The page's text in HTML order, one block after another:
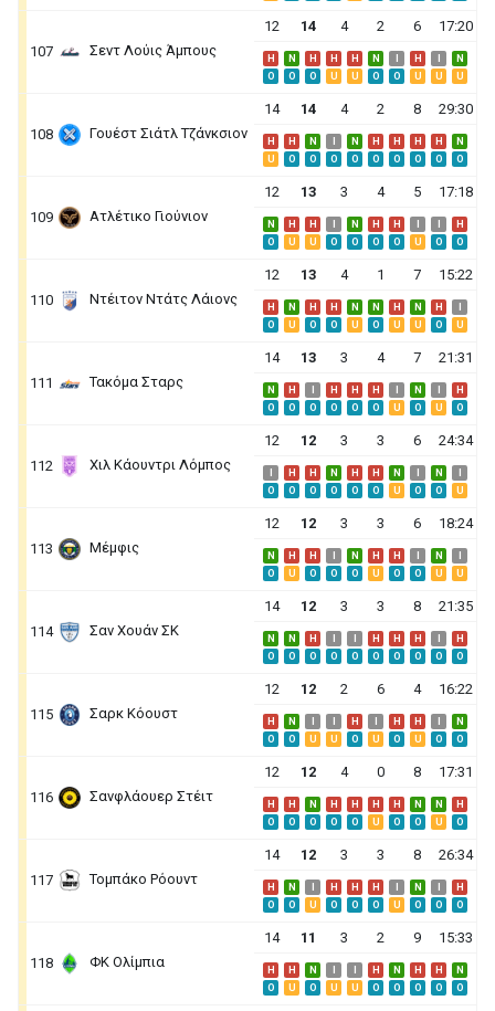
107 Σεντ Λούις Άμπους
12 14 4 2 6 17:20
H N H H H N H
N
O
O O U U O O U U U
108 Γουέστ Σιάτλ Τζάνκσιον
14 14 4 2 8 29:30
H H N N H H H H
N
U
O O O O O O O O O
109 Ατλέτικο Γιούνιον
12 13 3 4 5 17:18
N H H N H H
H
O
U U O O O O U O O
110 Ντέιτον Ντάτς Λάιονς
12 13 4 1 7 15:22
H N H H N N H N H
O
U O O U O U U O U
111 Τακόμα Σταρς
14 13 3 4 7 21:31
N H H H H N
H
O
O O O O O U O U O
112 Χιλ Κάουντρι Λόμπος
12 12 3 3 6 24:34
H H N H H N N
O
O O O O O U O O U
113 Μέμφις
12 12 3 3 6 18:24
N H H N H H N
O
U O O O U O O U U
114 Σαν Χουάν ΣΚ
14 12 3 3 8 21:35
N N H H H H
H
O
O O O O O O O O O
115 Σαρκ Κόουστ
12 12 2 6 4 16:22
H N H H H
N
O
O U U O U O U O O
116 Σανφλάουερ Στέιτ
12 12 4 0 8 17:31
H H N H H H H N N
H
O
O O O O U O O U O
117 Τομπάκο Ρόουντ
14 12 3 3 8 26:34
H N H H H N
H
O
O U O O O U O O O
118 ΦΚ Ολίμπια
14 11 3 2 9 15:33
H H N H N H H
N
O
U O U U O O O O O